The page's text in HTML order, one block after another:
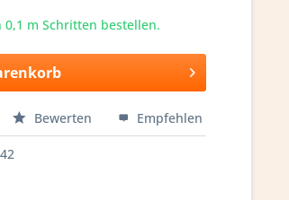
0,1 m Schritten bestellen.
Bewerten Empfehlen